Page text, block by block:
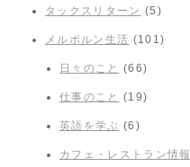
タックスリターン (5)
メルボルン生活 (101)
日々のこと (66)
仕事のこと (19)
英語を学ぶ (6)
カフェ・レストラン情報